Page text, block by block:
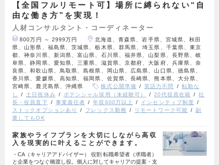
【全国フルリモート可】場所に縛られない“自
由な働き方”を実現！
人材コンサルタント・コーディネーター
800万円 ～ 2999万円
北海道、青森県、岩手県、宮城県、秋田
県、山形県、福島県、茨城県、栃木県、群馬県、埼玉県、千葉県、東京
都、神奈川県、新潟県、富山県、石川県、福井県、山梨県、長野県、岐
阜県、静岡県、愛知県、三重県、滋賀県、京都府、大阪府、兵庫県、奈
良県、和歌山県、鳥取県、島根県、岡山県、広島県、山口県、徳島県、
香川県、愛媛県、高知県、福岡県、佐賀県、長崎県、熊本県、大分県、
宮崎県、鹿児島県、沖縄県
株式公開準備 英語力不問
転勤な
し
土日祝休み ポテンシャル採用（未経験可） 20代役員在籍
社
長・役員直下
事業責任者 年収600万以上
インセンティブ制度
ストックオプションあり
フレックス勤務 リモートワーク可能
副
業してもOK
家族やライフプランを大切にしながら高収
入を現実的に叶えることができます。
・CA（キャリアアドバイザー） 役割 転職希望者（求職者）
と企業をつなぐ橋渡し役。個人に対してキャリアの提案・支